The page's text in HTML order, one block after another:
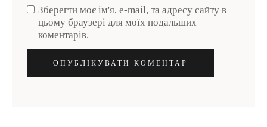
Зберегти моє ім'я, e-mail, та адресу сайту в
цьому браузері для моїх подальших
коментарів.
ОПУБЛІКУВАТИ КОМЕНТАР